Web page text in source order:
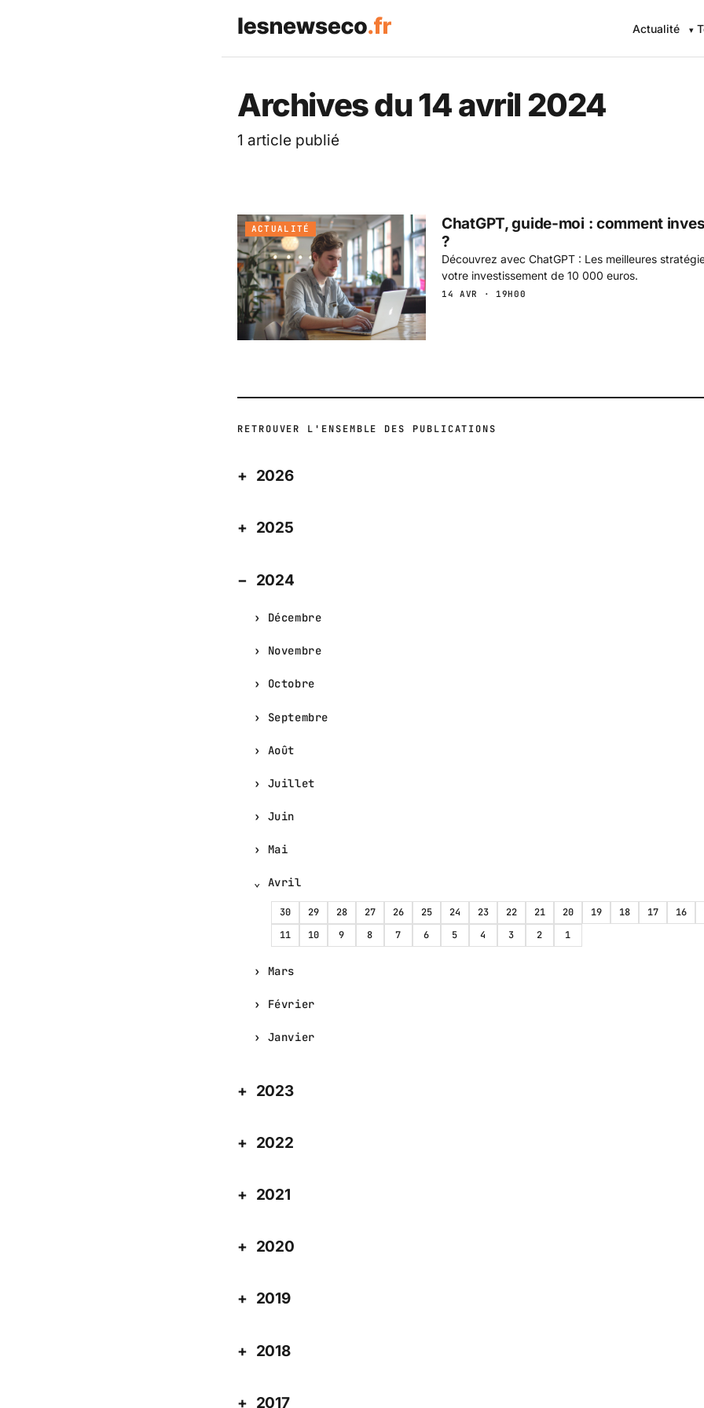
Les News Eco .fr — L'information
Actualité
Archives du 14 avril 2024
1 article publié
ACTUALITÉ
ChatGPT, guide-moi : comment
?
Découvrez avec ChatGPT : Les meilleures
votre investissement de 10 000 euros.
14 AVR · 19H00
RETROUVER L'ENSEMBLE DES PUBLICATIONS
2026
2025
2024
Décembre
Novembre
Octobre
Septembre
Août
Juillet
Juin
Mai
Avril
30 29 28 27 26 25 24 23 22 21 20 19 18 17 16
11
10 9 8 7 6 5 4 3 2 1
Mars
Février
Janvier
2023
2022
2021
2020
2019
2018
2017